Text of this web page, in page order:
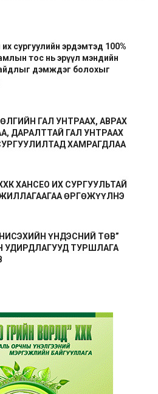
сургуулийн эрдэмтэд 100%
тос нь эрүүл мэндийн
дэмждэг болохыг
ГАЛ УНТРААХ, АВРАХ
ДАРАЛТТАЙ ГАЛ УНТРААХ
ХАМРАГДЛАА
ХАНСЕО ИХ СУРГУУЛЬТАЙ
ӨРГӨЖҮҮЛНЭ
ҮНДЭСНИЙ ТӨВ”
УДИРДЛАГУУД ТУРШЛАГА